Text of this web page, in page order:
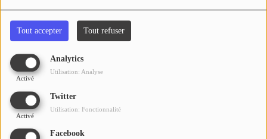
Tout accepter Tout refuser
Analytics
Activé
Utilisation: Analyse
Twitter
Activé
Utilisation: Fonctionnalité
Facebook
CONTACTEZ-NOUS
RÉGIE PUBLICTIAIRE
Toute l'info du Sud Ouest.
Commentaires(1)